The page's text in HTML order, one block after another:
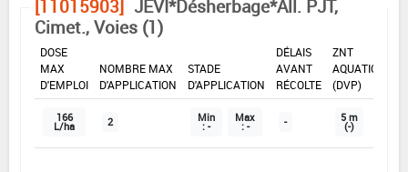
[11015903]
JEVI*Désherbage*All. PJT,
Cimet., Voies (1)
DOSE
MAX
D'EMPLOI
NOMBRE MAX
D'APPLICATION
STADE
D'APPLICATION
DÉLAIS
AVANT
RÉCOLTE
ZNT
AQUATIQUE
(DVP)
166
L/ha 2 Min
: -
Max
: - - 5 m
(-)